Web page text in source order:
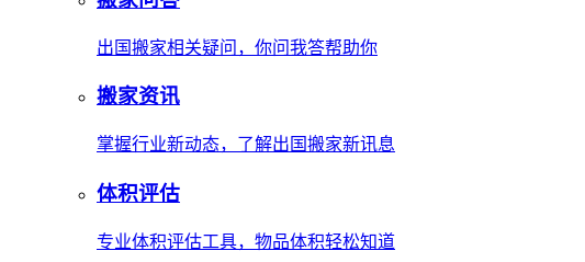
出国搬家相关疑问，你问我答帮助你
搬家资讯
掌握行业新动态，了解出国搬家新讯息
体积评估
专业体积评估工具，物品体积轻松知道